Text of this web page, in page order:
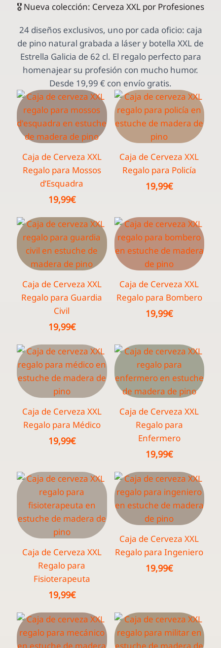
🎖️ Nueva colección: Cerveza XXL por Profesiones
24 diseños exclusivos, uno por cada oficio: caja
de pino natural grabada a láser y botella XXL de
Estrella Galicia de 62 cl. El regalo perfecto para
homenajear su profesión con mucho humor.
Desde 19,99 € con envío gratis.
Caja de Cerveza XXL
Regalo para Mossos
d’Esquadra
19,99€
Caja de Cerveza XXL
Regalo para Policía
19,99€
Caja de Cerveza XXL
Regalo para Guardia
Civil
19,99€
Caja de Cerveza XXL
Regalo para Bombero
19,99€
Caja de Cerveza XXL
Regalo para Médico
19,99€
Caja de Cerveza XXL
Regalo para
Enfermero
19,99€
Caja de Cerveza XXL
Regalo para
Fisioterapeuta
19,99€
Caja de Cerveza XXL
Regalo para Ingeniero
19,99€